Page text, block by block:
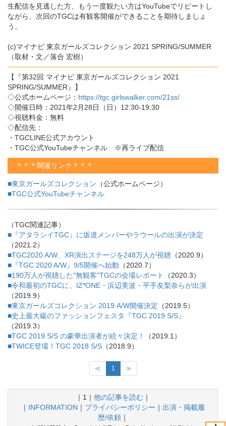
生配信を見逃した方、もう一度観たい方はYouTubeでリピートし
ながら、次回のTGCは有観客開催ができることを期待しましょ
う。
(c)マイナビ 東京ガールズコレクション 2021 SPRING/SUMMER
（取材・文／落合 宏樹）
【『第32回 マイナビ 東京ガールズコレクション 2021
SPRING/SUMMER』】
◇公式ホームページ： https://tgc.girlswalker.com/21ss/
◇開催日時：2021年2月28日（日）12:30-19:30
◇視聴料金：無料
◇配信先：
・TGCLINE公式アカウント
・TGC公式YouTubeチャンネル ※再ライブ配信
＊＊＊関連リンク＊＊＊
■東京ガールズコレクション （公式ホームページ）
■TGC公式YouTubeチャンネル
（TGC関連記事）
■『アタラシイTGC』に坂道メンバーやラウールの出演が決定
（2021.2）
■TGC2020 A/W、XR演出ステージを248万人が視聴 （2020.9）
■『TGC 2020 A/W』9/5開催へ始動 （2020.7）
■190万人が視聴した"無観客"TGCの会場レポート
（2020.3）
■令和最初のTGCに、IZ*ONE・浜辺美波・平手友梨奈らが出演
（2019.9）
■東京ガールズコレクション 2019 A/W開催決定 （2019.5）
■史上最大級のファッションフェスタ『TGC 2019 S/S』
（2019.3）
■TGC 2019 S/S の豪華出演者が続々決定！
（2019.1）
■TWICE登場！TGC 2018 S/S （2018.9）
≪ 1 ≫
｜1｜ 他の記事を読む ｜
｜ INFORMATION ｜ プライバシーポリシー ｜ 出演・掲載履
歴/依頼 ｜